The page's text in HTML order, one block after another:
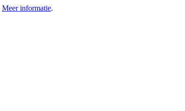
Meer informatie.